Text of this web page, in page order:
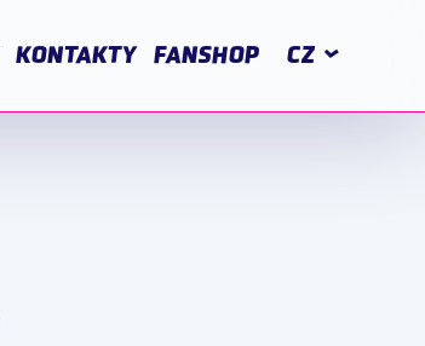
KONTAKTY FANSHOP CZ